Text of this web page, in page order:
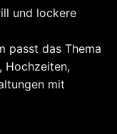
und lockere
passt das Thema
Hochzeiten,
mit